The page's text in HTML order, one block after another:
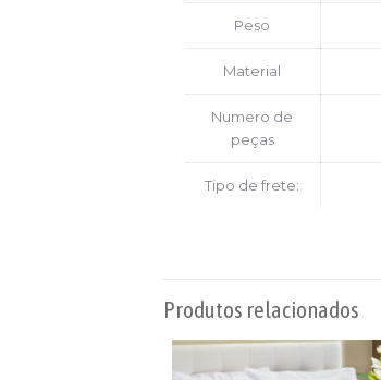
Peso
Material
Numero de
peças
Tipo de frete:
Produtos relacionados